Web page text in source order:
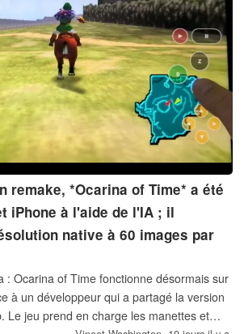
remake, *Ocarina of Time* a été
iPhone à l'aide de l'IA ; il
native à 60 images par
: Ocarina of Time fonctionne désormais sur
à un développeur qui a partagé la version
Le jeu prend en charge les manettes et